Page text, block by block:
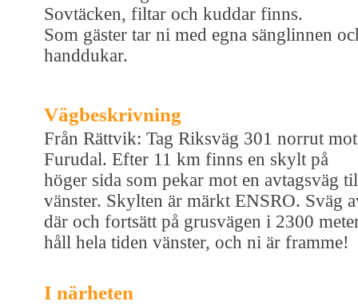
Sovtäcken, filtar och kuddar finns.
Som gäster tar ni med egna sänglinnen
handdukar.
Vägbeskrivning
Från Rättvik: Tag Riksväg 301 norrut mot
Furudal. Efter 11 km finns en skylt på
höger sida som pekar mot en avtagsväg
vänster. Skylten är märkt ENSRO. Sväg
där och fortsätt på grusvägen i 2300
håll hela tiden vänster, och ni är framme!
I närheten